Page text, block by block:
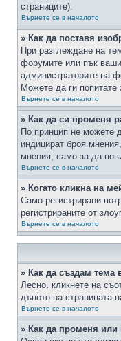
страниците).
Върнете се в началото
» Как да поставя
При разглеждане на
форумите или пък
администраторите на
Можете да ги попитате
Върнете се в началото
» Как да си променя
По принцип не можете
индицират броя
мнения, само за да
Върнете се в началото
» Когато кликна на
Само регистрирани
регистрираните от
Върнете се в началото
» Как да създам
Лесно, кликнете на
дъното на страницата
Върнете се в началото
» Как да променя или